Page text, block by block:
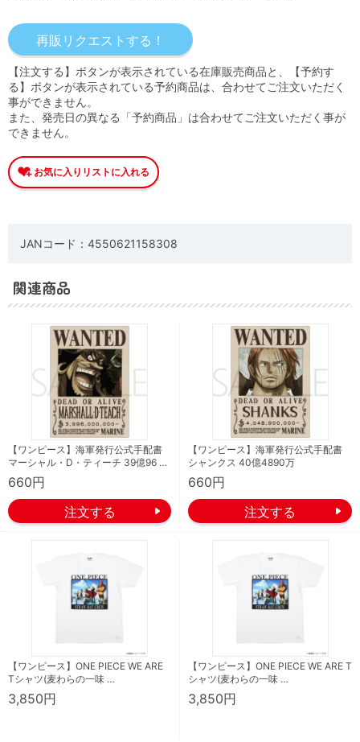
【注文する】ボタンが表示されている在庫販売商品と、【予約す
る】ボタンが表示されている予約商品は、合わせてご注文いただく
事ができません。
また、発売日の異なる「予約商品」は合わせてご注文いただく事が
できません。
JANコード：4550621158308
関連商品
【ワンピース】海軍発行公式手配書
マーシャル・D・ティーチ 39億96 …
660円
【ワンピース】海軍発行公式手配書
シャンクス 40億4890万
660円
【ワンピース】ONE PIECE WE ARE
Tシャツ(麦わらの一味 …
3,850円
【ワンピース】ONE PIECE WE ARE T
シャツ(麦わらの一味 …
3,850円